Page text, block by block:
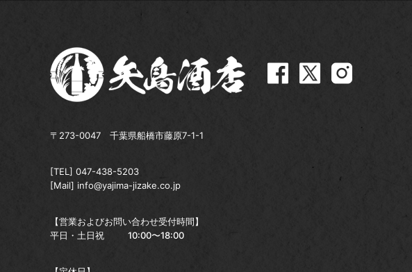
〒273-0047 千葉県船橋市藤原7-1-1
[TEL] 047-438-5203
[Mail] info@yajima-jizake.co.jp
【営業およびお問い合わせ受付時間】
平日・土日祝
10:00〜18:00